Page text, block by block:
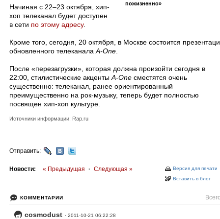
пожизненно»
Начиная с 22–23 октября, хип-
хоп телеканал будет доступен
в сети по этому адресу.
Кроме того, сегодня, 20 октября, в Москве состоится
обновленного телеканала A-One
После «перезагрузки», которая должна произойти сегодня в
22:00, стилистические акценты A-One сместятся очень
существенно: телеканал, ранее ориентированный
преимущественно на рок-музыку, теперь будет полностью
посвящен хип-хоп культуре.
Источники информации: Rap.ru
Отправить:
Версия для печати
Вставить в блог
Новости: « Предыдущая · Следующая »
КОММЕНТАРИИ
cosmodust · 2011-10-21 06:22:28